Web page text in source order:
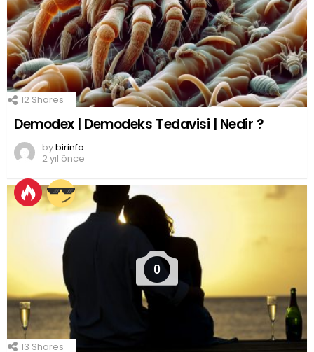
12 Shares
Demodex | Demodeks Tedavisi | Nedir ?
bybirinfo
2 yıl önce
0
13 Shares